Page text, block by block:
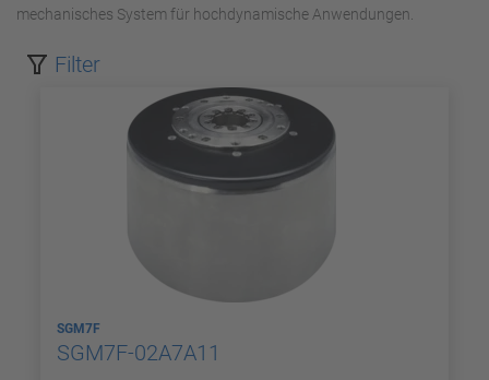
mechanisches System für hochdynamische Anwendungen.
Filter
SGM7F
SGM7F-02A7A11